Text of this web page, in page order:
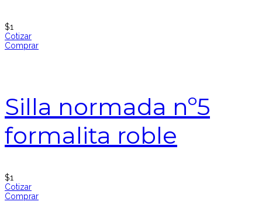
$1
Cotizar
Comprar
Silla normada nº5
formalita roble
$1
Cotizar
Comprar